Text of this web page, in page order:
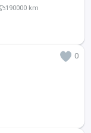
190000 km
0